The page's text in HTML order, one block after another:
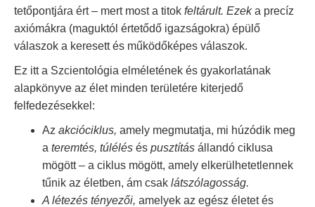
tetőpontjára ért – mert most a titok feltárult. Ezeka precíz
axiómákra (maguktól értetődő igazságokra) épülő
válaszok a keresett és működőképes válaszok.
Ez itt a Szcientológia elméletének és gyakorlatának
alapkönyve az élet minden területére kiterjedő
felfedezésekkel:
Az akcióciklus, amely megmutatja, mi húzódik meg
a teremtés, túlélés és pusztítás állandó ciklusa
mögött – a ciklus mögött, amely elkerülhetetlennek
tűnik az életben, ám csak látszólagosság.
A létezés tényezői, amelyek az egész életet és